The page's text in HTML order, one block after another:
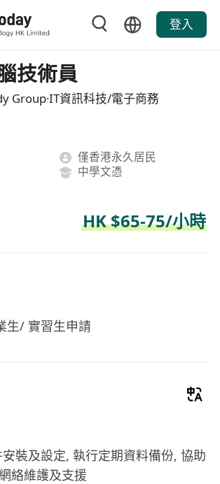
登入
技術員
Group·IT資訊科技/電子商務
僅香港永久居民
中學文憑
HK $65-75/小時
生/ 實習生申請
裝及設定, 執行定期資料備份, 協助
絡維護及支援